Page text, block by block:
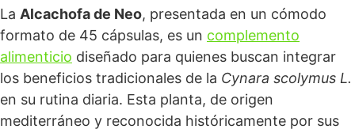
La Alcachofa de Neo, presentada en un cómodo
formato de 45 cápsulas, es un complemento
alimenticio diseñado para quienes buscan integrar
los beneficios tradicionales de la Cynara scolymus L.
en su rutina diaria. Esta planta, de origen
mediterráneo y reconocida históricamente por sus